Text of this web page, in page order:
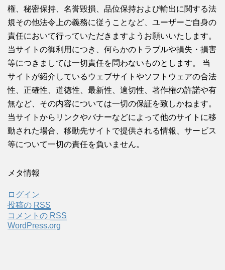
権、秘密保持、名誉毀損、品位保持および輸出に関する法
規その他法令上の義務に従うことなど、ユーザーご自身の
責任において行っていただきますようお願いいたします。
当サイトの御利用につき、何らかのトラブルや損失・損害
等につきましては一切責任を問わないものとします。 当
サイトが紹介しているウェブサイトやソフトウェアの合法
性、正確性、道徳性、最新性、適切性、著作権の許諾や有
無など、その内容については一切の保証を致しかねます。
当サイトからリンクやバナーなどによって他のサイトに移
動された場合、移動先サイトで提供される情報、サービス
等について一切の責任を負いません。
メタ情報
ログイン
投稿の RSS
コメントの RSS
WordPress.org